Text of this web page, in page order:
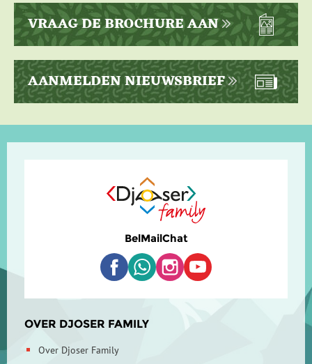
VRAAG DE BROCHURE AAN
AANMELDEN NIEUWSBRIEF
BelMailChat
OVER DJOSER FAMILY
Over Djoser Family